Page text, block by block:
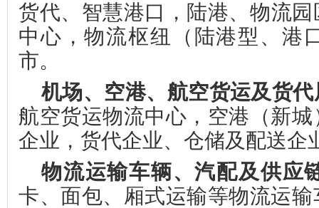
货代、智慧港口， 陆港、物流
中心，物流枢纽（陆港型、港
市。
机场、 空港、 航空货运及货代
航空货运物流中心，空港（新
企业，货代企业、仓储及配送企
物流运输车辆、汽配及供应
卡、面包、厢式运输等物流运